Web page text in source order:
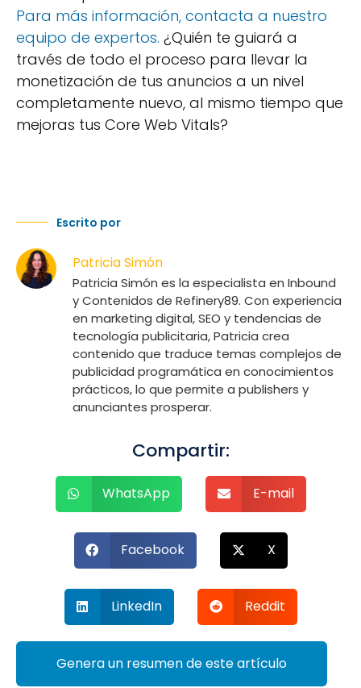
Para más información, contacta a nuestro
equipo de expertos. ¿Quién te guiará a
través de todo el proceso para llevar la
monetización de tus anuncios a un nivel
completamente nuevo, al mismo tiempo que
mejoras tus Core Web Vitals?
Escrito por
Patricia Simón
Patricia Simón es la especialista en Inbound
y Contenidos de Refinery89. Con experiencia
en marketing digital, SEO y tendencias de
tecnología publicitaria, Patricia crea
contenido que traduce temas complejos de
publicidad programática en conocimientos
prácticos, lo que permite a publishers y
anunciantes prosperar.
Compartir:
WhatsApp E-mail
Facebook X
LinkedIn Reddit
Genera un resumen de este artículo